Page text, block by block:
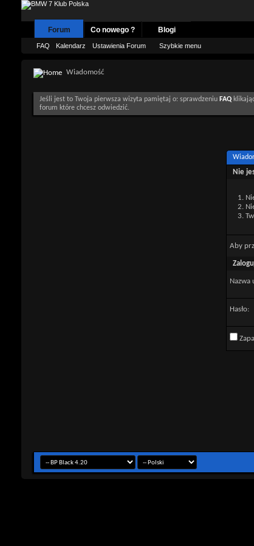
Forum
FAQ Kalendarz Ustawienia Forum Szybkie menu
Co nowego ? Blogi
Wiadomość
Jeśli jest to Twoja pierwsza wizyta pamiętaj o: sprawdzeniu FAQ
forum które chcesz odwiedzić.
Nie
Aby
Nazwa
Hasło: